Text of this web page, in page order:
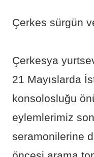
Çerkes sürgün
Çerkesya
21 Mayıslarda
konsolosluğu
eylemlerimiz
seramonilerine